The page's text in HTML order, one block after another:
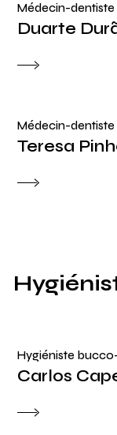
Médecin-dentiste
Duarte
Médecin-dentiste
Teresa
Hygiéniste
Carlos